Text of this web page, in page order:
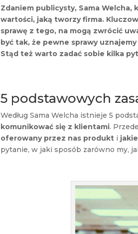
Zdaniem publicysty, Sama
wartości, jaką tworzy firma.
sprawę z tego, na mogą zwrócić
być tak, że pewne sprawy
Stąd też warto zadać sobie kilka
5 podstawowych
Według Sama Welcha istnieje 5
komunikować się z klientami.
oferowany przez nas produkt i
pytanie, w jaki sposób zarówno my,